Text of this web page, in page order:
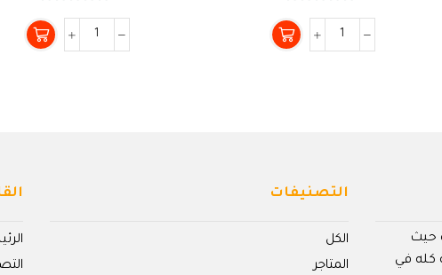
من
5
من
5
حيث
كله في
التصنيفات
الكل
المتاجر